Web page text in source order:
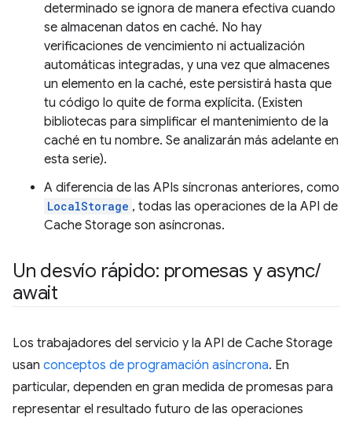
determinado se ignora de manera efectiva cuando
se almacenan datos en caché. No hay
verificaciones de vencimiento ni actualización
automáticas integradas, y una vez que almacenes
un elemento en la caché, este persistirá hasta que
tu código lo quite de forma explícita. (Existen
bibliotecas para simplificar el mantenimiento de la
caché en tu nombre. Se analizarán más adelante en
esta serie).
A diferencia de las APIs síncronas anteriores, como
LocalStorage , todas las operaciones de la API de
Cache Storage son asíncronas.
Un desvío rápido: promesas y async/
await
Los trabajadores del servicio y la API de Cache Storage
usan conceptos de programación asíncrona. En
particular, dependen en gran medida de promesas para
representar el resultado futuro de las operaciones